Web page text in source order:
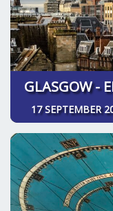
GLASGOW -
17 SEPTEMBER